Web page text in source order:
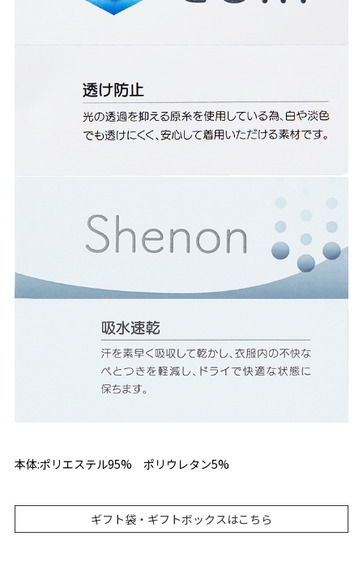
本体:ポリエステル95% ポリウレタン5%
ギフト袋・ギフトボックスはこちら